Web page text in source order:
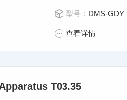
型号： DMS-GDY
查看详情
T03.35